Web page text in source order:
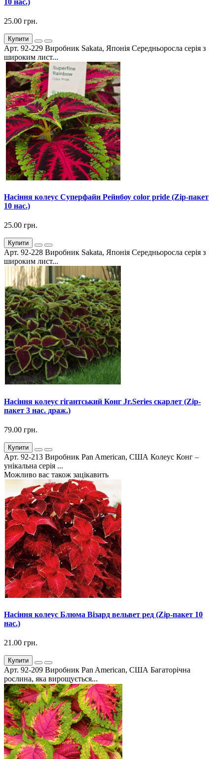
25.00 грн.
Купити
Арт. 92-229 Виробник Sakata, Японія Середньоросла серія з
широким лист...
Насіння колеус Суперфайн Рейнбоу color pride (Zip-пакет
10 нас.)
25.00 грн.
Купити
Арт. 92-228 Виробник Sakata, Японія Середньоросла серія з
широким лист...
Насіння колеус гігантський Конг Jr.Series скарлет (Zip-
пакет 3 нас. драж.)
79.00 грн.
Купити
Арт. 92-213 Виробник Pan American, США Колеус Конг –
унікальна серія ...
Можливо вас також зацікавить
Насіння колеус Блюма Візард вельвет ред (Zip-пакет 10
нас.)
21.00 грн.
Купити
Арт. 92-209 Виробник Pan American, США Багаторічна
рослина, яка вирощується...